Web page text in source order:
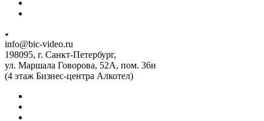
info@bic-video.ru
198095, г. Санкт-Петербург,
ул. Маршала Говорова, 52А, пом. 36н
(4 этаж Бизнес-центра Алкотел)